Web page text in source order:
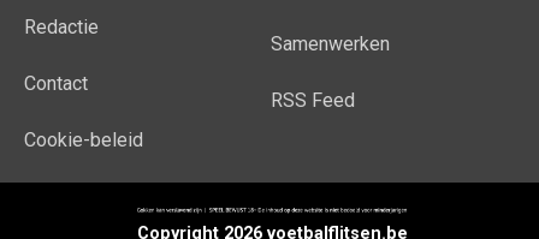
Redactie
Contact
Cookie-beleid
Samenwerken
RSS Feed
Copyright 2026 voetbalflitsen.be